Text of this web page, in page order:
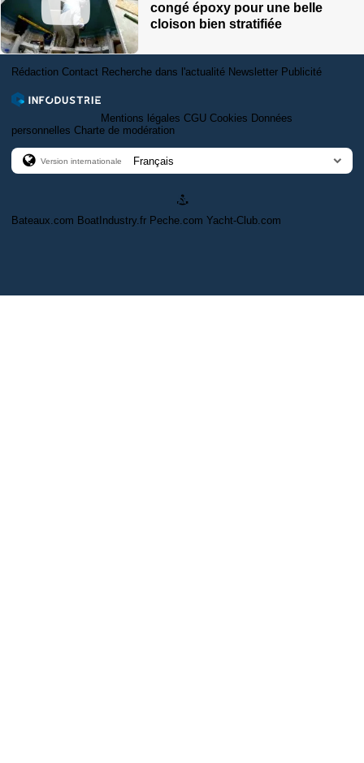
congé époxy pour une belle
cloison bien stratifiée
Rédaction Contact Recherche dans l'actualité Newsletter Publicité
Mentions légales CGU Cookies Données
personnelles Charte de modération
Version internationale
Bateaux.com BoatIndustry.fr Peche.com Yacht-Club.com